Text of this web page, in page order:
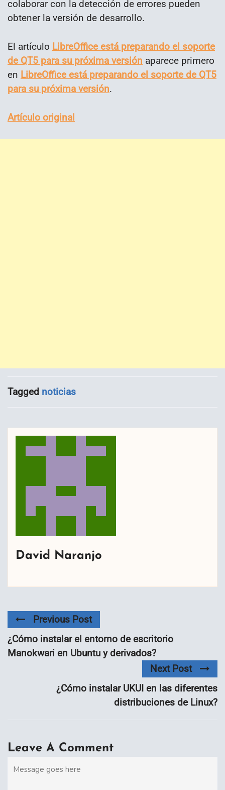
colaborar con la detección de errores pueden
obtener la versión de desarrollo.
El artículo LibreOffice está preparando el soporte
de QT5 para su próxima versión aparece primero
en LibreOffice está preparando el soporte de QT5
para su próxima versión.
Artículo original
Tagged noticias
David Naranjo
Previous Post
¿Cómo instalar el entorno de escritorio
Manokwari en Ubuntu y derivados?
Next Post
¿Cómo instalar UKUI en las diferentes
distribuciones de Linux?
Leave A Comment